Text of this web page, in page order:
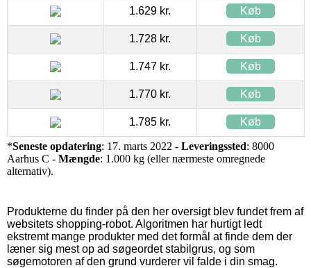
1.629 kr. Køb
1.728 kr. Køb
1.747 kr. Køb
1.770 kr. Køb
1.785 kr. Køb
*Seneste opdatering: 17. marts 2022 - Leveringssted: 8000
Aarhus C - Mængde: 1.000 kg (eller nærmeste omregnede
alternativ).
Produkterne du finder på den her oversigt blev fundet frem af
websitets shopping-robot. Algoritmen har hurtigt ledt
ekstremt mange produkter med det formål at finde dem der
læner sig mest op ad søgeordet stabilgrus, og som
søgemotoren af den grund vurderer vil falde i din smag.